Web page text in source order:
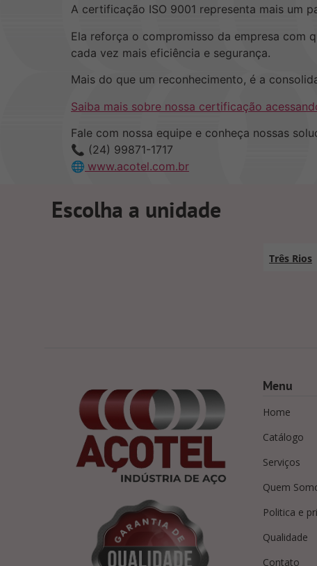
A certificação ISO 9001 representa mais um
Ela reforça o compromisso da empresa com
cada vez mais eficiência e segurança.
Mais do que um reconhecimento, é a
Saiba mais sobre nossa certificação
Fale com nossa equipe e conheça nossas
📞 (24) 99871-1717
🌐 www.acotel.com.br
Escolha a unidade
Três Rios
Menu
Home
Catálogo
Serviços
Quem
Politica e
Qualidade
Contato